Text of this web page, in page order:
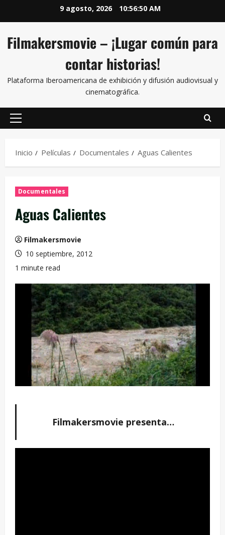
9 agosto, 2026 10:56:51 AM
Filmakersmovie – ¡Lugar común para
contar historias!
Plataforma Iberoamericana de exhibición y difusión audiovisual y
cinematográfica.
Inicio Películas Documentales Aguas Calientes
Documentales
Aguas Calientes
Filmakersmovie
10 septiembre, 2012
1 minute read
Filmakersmovie presenta…